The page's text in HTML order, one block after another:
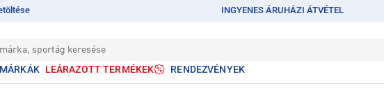
INGYENES ÁRUHÁZI ÁTVÉTEL
márka, sportág keresése
MÁRKÁK LEÁRAZOTT TERMÉKEK RENDEZVÉNYEK